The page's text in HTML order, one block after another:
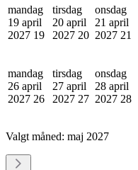
mandag
19 april
2027 19
tirsdag
20 april
2027 20
onsdag
21 april
2027 21
mandag
26 april
2027 26
tirsdag
27 april
2027 27
onsdag
28 april
2027 28
Valgt måned: maj 2027